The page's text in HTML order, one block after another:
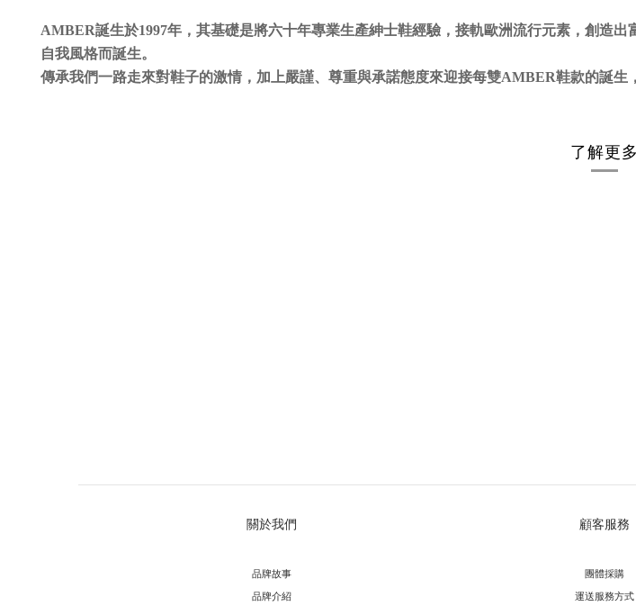
AMBER誕生於1997年，其基礎是將六十年專業生產紳士鞋經驗，接軌歐洲流行元素，創造
自我風格而誕生。
傳承我們一路走來對鞋子的激情，加上嚴謹、尊重與承諾態度來迎接每雙AMBER鞋款的誕
了解更多
關於我們
品牌故事
品牌介紹
顧客服務
團體採購
運送服務方式